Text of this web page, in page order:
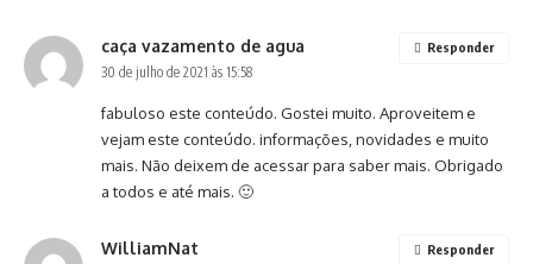
caça vazamento de agua
30 de julho de 2021 às 15:58
fabuloso este conteúdo. Gostei muito. Aproveitem e
vejam este conteúdo. informações, novidades e muito
mais. Não deixem de acessar para saber mais. Obrigado
a todos e até mais. 🙂
Responder
WilliamNat Responder